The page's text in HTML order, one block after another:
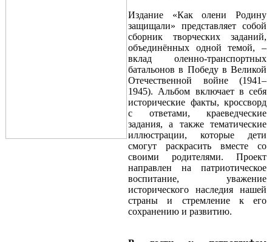
Издание «Как олени Родину
защищали» представляет собой
сборник творческих заданий,
объединённых одной темой, –
вклад оленно-транспортных
батальонов в Победу в Великой
Отечественной войне (1941–
1945). Альбом включает в себя
исторические факты, кроссворд
с ответами, краеведческие
задания, а также тематические
иллюстрации, которые дети
смогут раскрасить вместе со
своими родителями. Проект
направлен на патриотическое
воспитание, уважение
исторического наследия нашей
страны и стремление к его
сохранению и развитию.